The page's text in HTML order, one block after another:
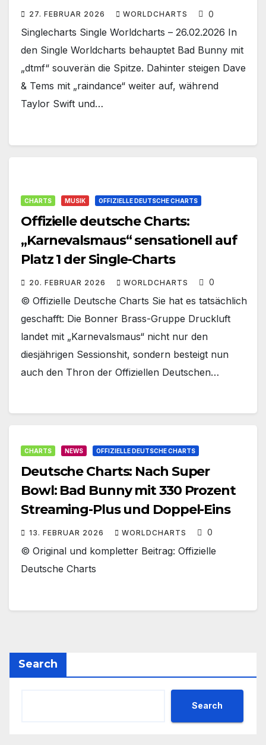
27. FEBRUAR 2026 WORLDCHARTS 0
Singlecharts Single Worldcharts – 26.02.2026 In
den Single Worldcharts behauptet Bad Bunny mit
„dtmf“ souverän die Spitze. Dahinter steigen Dave
& Tems mit „raindance“ weiter auf, während
Taylor Swift und…
CHARTS MUSIK OFFIZIELLE DEUTSCHE CHARTS
Offizielle deutsche Charts:
„Karnevalsmaus“ sensationell auf
Platz 1 der Single-Charts
20. FEBRUAR 2026 WORLDCHARTS 0
© Offizielle Deutsche Charts Sie hat es tatsächlich
geschafft: Die Bonner Brass-Gruppe Druckluft
landet mit „Karnevalsmaus“ nicht nur den
diesjährigen Sessionshit, sondern besteigt nun
auch den Thron der Offiziellen Deutschen…
CHARTS NEWS OFFIZIELLE DEUTSCHE CHARTS
Deutsche Charts: Nach Super
Bowl: Bad Bunny mit 330 Prozent
Streaming-Plus und Doppel-Eins
13. FEBRUAR 2026 WORLDCHARTS 0
© Original und kompletter Beitrag: Offizielle
Deutsche Charts
Search
Search